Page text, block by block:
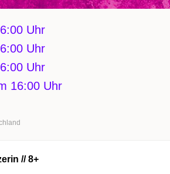
Uhr
Uhr
Uhr
16:00 Uhr
// 8+